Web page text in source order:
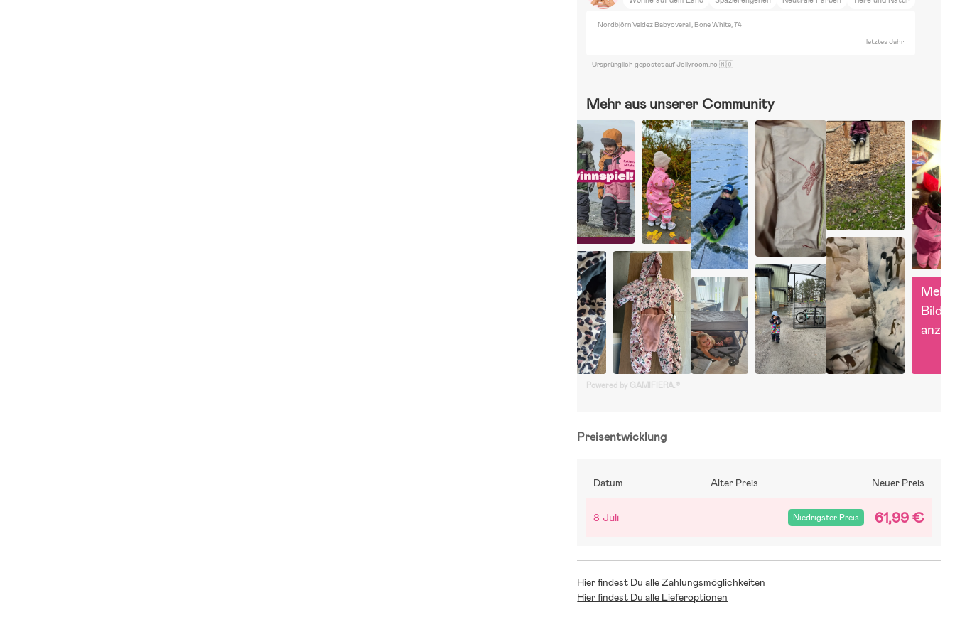
Nordbjörn Valdez Babyoverall, Bone White, 74
letztes Jahr
Ursprünglich gepostet auf Jollyroom.no 🇳🇴
Mehr aus unserer Community
Mehr
Bilder
Powered by GAMIFIERA.®
Preisentwicklung
Datum Alter Preis Neuer Preis
8 Juli Niedrigster Preis 61,99 €
Hier findest Du alle Zahlungsmöglichkeiten
Hier findest Du alle Lieferoptionen